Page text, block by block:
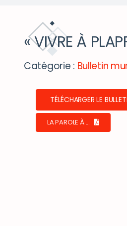
« VIVRE À
Catégorie : Bulletin
TÉLÉCHARGER LE
LA PAROLE À ...